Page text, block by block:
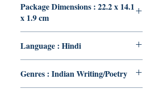
Package Dimensions : 22.2 x 14.1
x 1.9 cm
Language : Hindi
Genres : Indian Writing/Poetry